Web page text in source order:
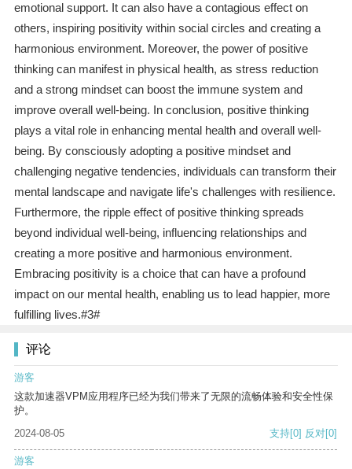
emotional support. It can also have a contagious effect on
others, inspiring positivity within social circles and creating a
harmonious environment. Moreover, the power of positive
thinking can manifest in physical health, as stress reduction
and a strong mindset can boost the immune system and
improve overall well-being. In conclusion, positive thinking
plays a vital role in enhancing mental health and overall well-
being. By consciously adopting a positive mindset and
challenging negative tendencies, individuals can transform their
mental landscape and navigate life's challenges with resilience.
Furthermore, the ripple effect of positive thinking spreads
beyond individual well-being, influencing relationships and
creating a more positive and harmonious environment.
Embracing positivity is a choice that can have a profound
impact on our mental health, enabling us to lead happier, more
fulfilling lives.#3#
评论
游客
这款加速器VPM应用程序已经为我们带来了无限的流畅体验和安全性保
护。
2024-08-05
支持[0] 反对[0]
游客